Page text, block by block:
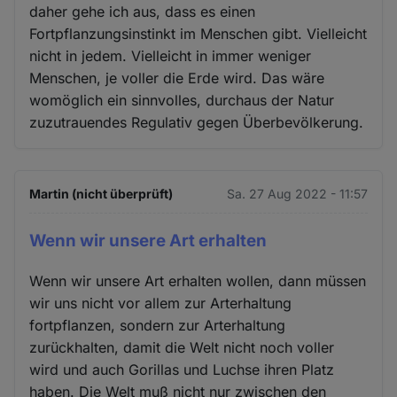
daher gehe ich aus, dass es einen
Fortpflanzungsinstinkt im Menschen gibt. Vielleicht
nicht in jedem. Vielleicht in immer weniger
Menschen, je voller die Erde wird. Das wäre
womöglich ein sinnvolles, durchaus der Natur
zuzutrauendes Regulativ gegen Überbevölkerung.
Martin (nicht überprüft) Sa. 27 Aug 2022 - 11:57
Wenn wir unsere Art erhalten
Wenn wir unsere Art erhalten wollen, dann müssen
wir uns nicht vor allem zur Arterhaltung
fortpflanzen, sondern zur Arterhaltung
zurückhalten, damit die Welt nicht noch voller
wird und auch Gorillas und Luchse ihren Platz
haben. Die Welt muß nicht nur zwischen den